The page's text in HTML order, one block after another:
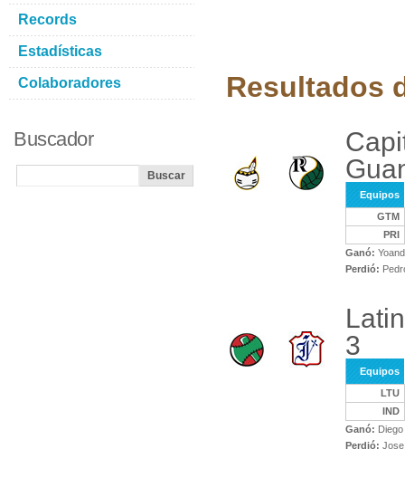
Resultados
Equipos
GTM
PRI
Ganó:
Perdió:
3
Equipos
LTU
IND
Ganó:
Perdió: Jose
Records
Estadísticas
Colaboradores
Buscador